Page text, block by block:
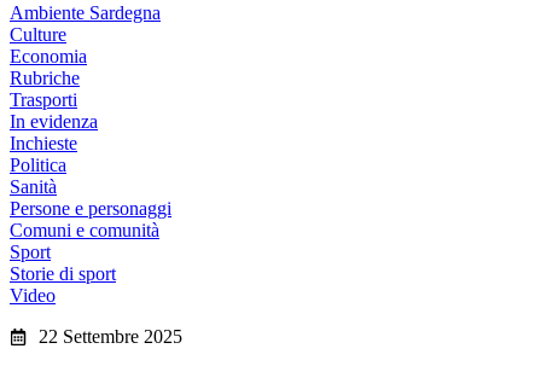
Ambiente Sardegna
Culture
Economia
Rubriche
Trasporti
In evidenza
Inchieste
Politica
Sanità
Persone e personaggi
Comuni e comunità
Sport
Storie di sport
Video
22 Settembre 2025